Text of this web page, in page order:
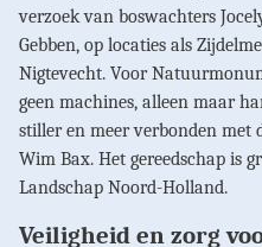
verzoek van boswachters
Gebben, op locaties als
Nigtevecht. Voor
geen machines, alleen maar
stiller en meer verbonden met
Wim Bax. Het gereedschap is
Landschap Noord-Holland.
Veiligheid en zorg